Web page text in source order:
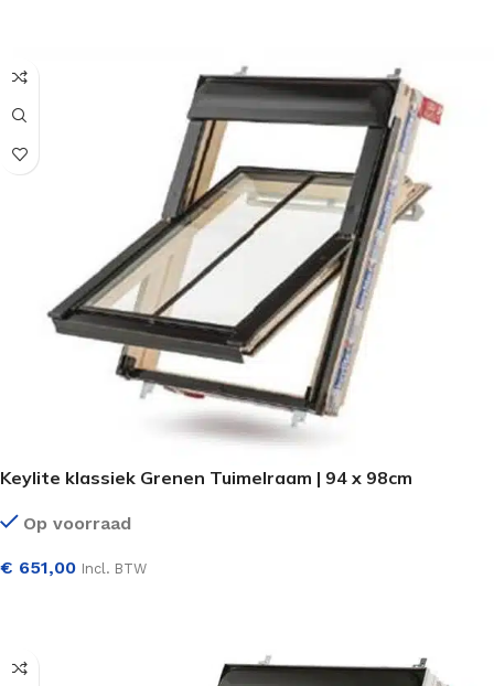
Keylite klassiek Grenen Tuimelraam | 94 x 98cm
Op voorraad
€ 651,00 Incl. BTW